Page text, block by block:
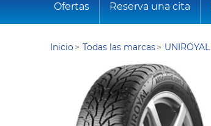
Ofertas Reserva una cita
Inicio Todas las marcas UNIROYAL